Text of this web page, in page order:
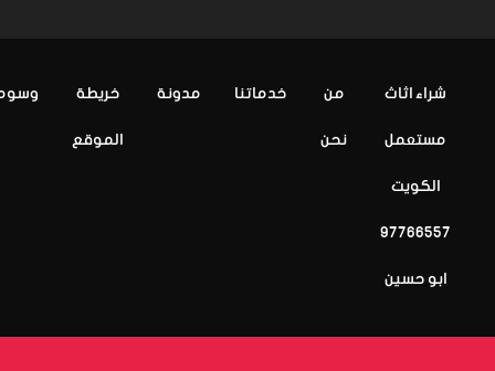
شراء اثاث
مستعمل
الكويت
97766557
ابو حسين
من
نحن
خدماتنا مدونة خريطة
الموقع